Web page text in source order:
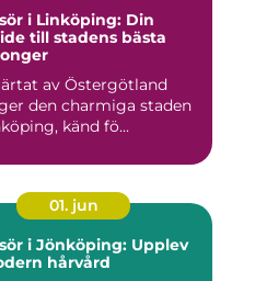
i Linköping: Din
till stadens bästa
av Östergötland
den charmiga staden
känd fö...
01. jun
i Jönköping: Upplev
hårvård